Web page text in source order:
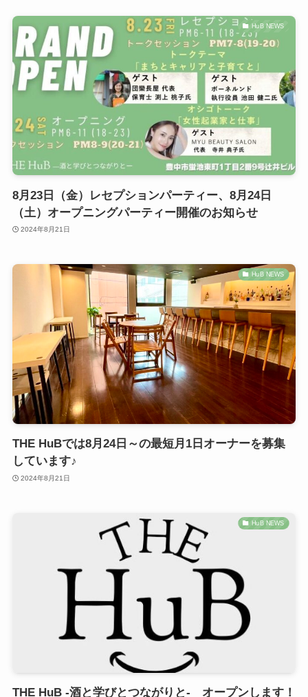
HuB NEWS
8月23日（金）レセプションパーティー、8月24日
（土）オープニングパーティー開催のお知らせ
2024年8月21日
HuB NEWS
THE HuBでは8月24日～の最短月1日オーナーを募集
しています♪
2024年8月21日
HuB NEWS
THE HuB -酒と学びとつながりと- オープンします！